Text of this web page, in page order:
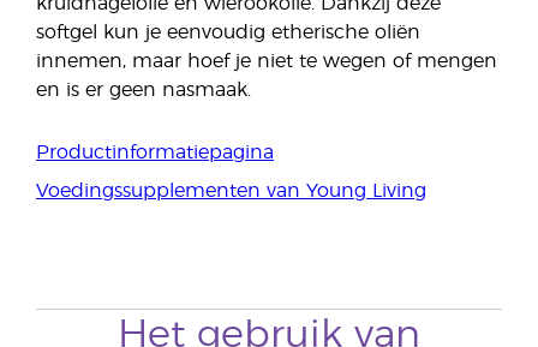
softgel kun je eenvoudig etherische oliën
innemen, maar hoef je niet te wegen of mengen
en is er geen nasmaak.
Productinformatiepagina
Voedingssupplementen van Young Living
Het gebruik van